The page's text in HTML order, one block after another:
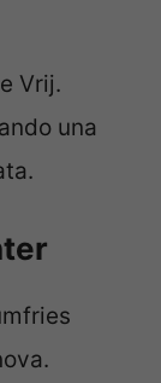
Vrij.
una